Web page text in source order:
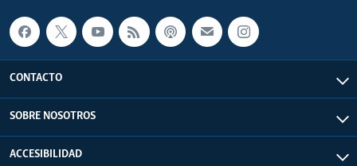
CONTACTO
SOBRE NOSOTROS
ACCESIBILIDAD